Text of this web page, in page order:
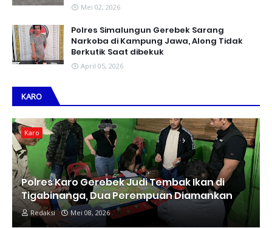
Mei 02, 2026
Polres Simalungun Gerebek Sarang
Narkoba di Kampung Jawa, Along Tidak
Berkutik Saat dibekuk
April 05, 2026
KARO
Karo
Polres Karo Gerebek Judi Tembak Ikan di
Tigabinanga, Dua Perempuan Diamankan
Redaksi Mei 08, 2026